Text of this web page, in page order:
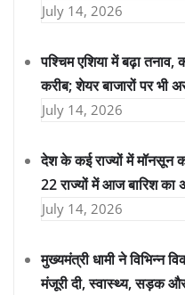
July 14, 2026
पश्चिम एशिया में बढ़ा
करीब; शेयर बाजारों पर भी
July 14, 2026
देश के कई राज्यों में मॉनसून
22 राज्यों में आज बारिश का
July 14, 2026
मुख्यमंत्री धामी ने विभिन्न
मंजूरी दी, स्वास्थ्य, सड़क और